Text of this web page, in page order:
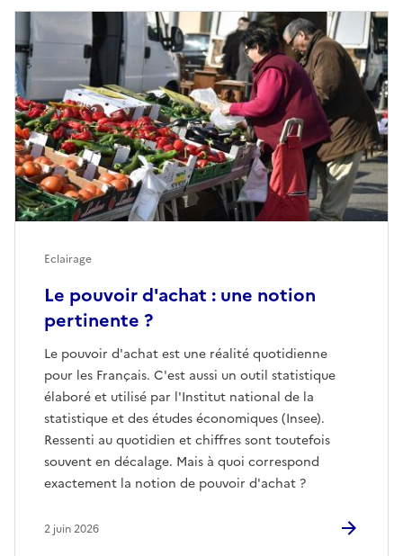
Le pouvoir d'achat : une notion
pertinente ?
Le pouvoir d'achat est une réalité quotidienne
pour les Français. C'est aussi un outil statistique
élaboré et utilisé par l'Institut national de la
statistique et des études économiques (Insee).
Ressenti au quotidien et chiffres sont toutefois
souvent en décalage. Mais à quoi correspond
exactement la notion de pouvoir d'achat ?
Eclairage
2 juin 2026